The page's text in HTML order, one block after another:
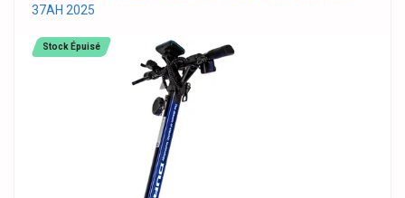
37AH 2025
Stock Épuisé